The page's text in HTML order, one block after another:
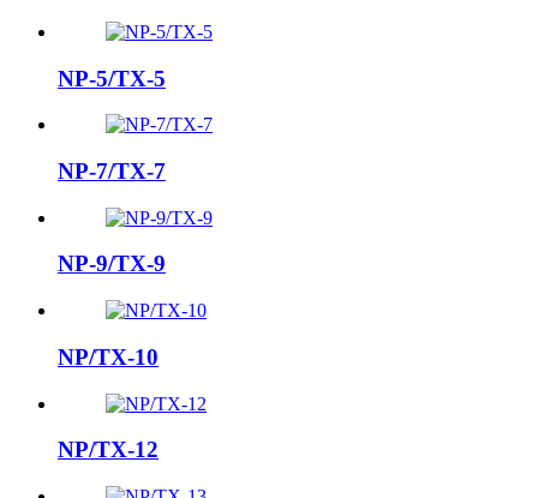
NP-5/TX-5
NP-7/TX-7
NP-9/TX-9
NP/TX-10
NP/TX-12